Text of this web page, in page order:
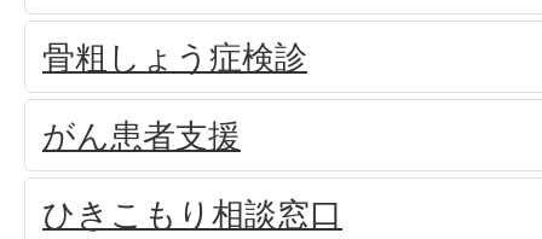
骨粗しょう症検診
がん患者支援
ひきこもり相談窓口